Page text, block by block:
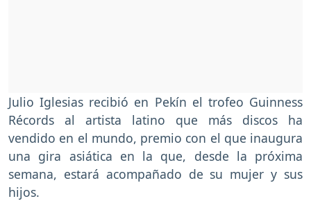
Julio Iglesias recibió en Pekín el trofeo Guinness
Récords al artista latino que más discos ha
vendido en el mundo, premio con el que inaugura
una gira asiática en la que, desde la próxima
semana, estará acompañado de su mujer y sus
hijos.